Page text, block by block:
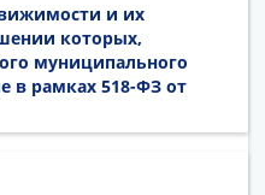
и их
которых,
муниципального
в рамках 518-ФЗ от